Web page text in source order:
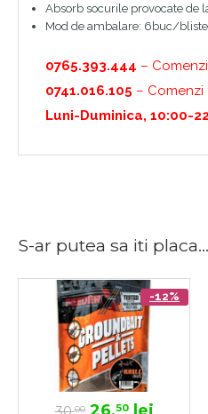
Absorb socurile provocate de
Mod de ambalare: 6buc/
0765.393.444 –
0741.016.105 –
Luni-Duminica, 10:00-
S-ar putea sa iti placa...
-12%
00 50